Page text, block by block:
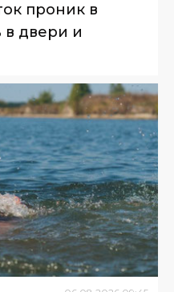
проник в
в двери и